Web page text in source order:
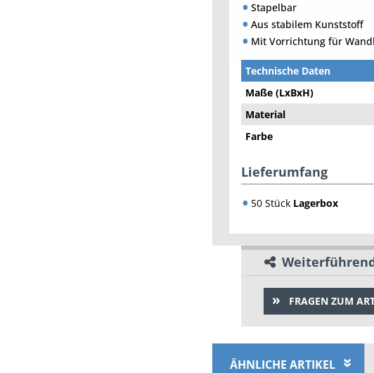
Stapelbar
Aus stabilem Kunststoff
Mit Vorrichtung für
Technische Daten
Maße (LxBxH)
Material
Farbe
Lieferumfang
50 Stück Lagerbox
FRAGEN ZUM
ÄHNLICHE ARTIKEL